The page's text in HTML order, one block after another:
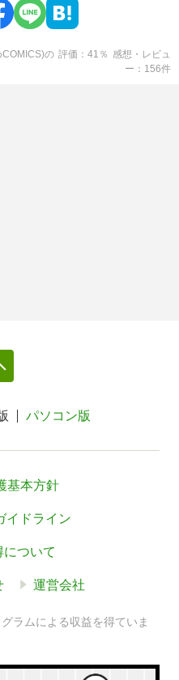
の 評価 41 ％ 感想・レビュ
ー
156件
パソコン版
基本方針
イドライン
ついて
運営会社
ラムによる収益を得ていま